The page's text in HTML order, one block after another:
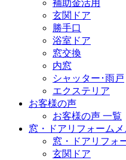
補助金活用
玄関ドア
勝手口
浴室ドア
窓交換
内窓
シャッター･雨戸
エクステリア
お客様の声
お客様の声 一覧
窓・ドアリフォーム
窓・ドアリフォ
玄関ドア